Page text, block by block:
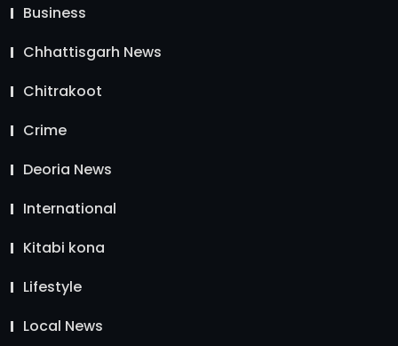
Business
Chhattisgarh News
Chitrakoot
Crime
Deoria News
International
Kitabi kona
Lifestyle
Local News